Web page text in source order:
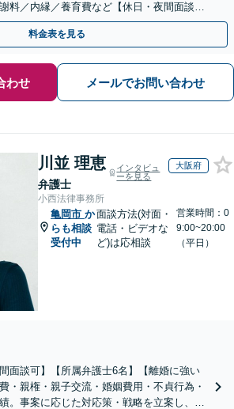
料／内縁／養育費など【休日・夜間面談
士があなたの力になります！
料金表を見る
わせ メールでお問い合わせ
川並 理恵
弁護士
インタビュ
ーを見る
大阪府
小西法律事務所
亀岡市 か
らも相談
受付中
面談方法(対面・
電話・ビデオな
ど)は応相談
営業時間：0
9:00~20:00
（平日）
面談可】【所属弁護士6名】【離婚に強い
・親権・親子交流・婚姻費用・不貞行為・
。事案に応じた対応策・戦略を立案し、全